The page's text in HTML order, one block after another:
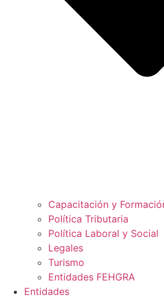
Capacitación y
Política Tributaria
Política Laboral y Social
Legales
Turismo
Entidades FEHGRA
Entidades